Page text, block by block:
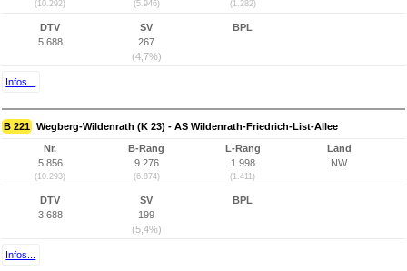
(10.292) (5.946) (1.282)
DTV
5.688
SV
267
(4,7%)
BPL
Infos...
B 221 Wegberg-Wildenrath (K 23) - AS Wildenrath-Friedrich-List-Allee
Nr.
5.856
(10.293)
B-Rang
9.276
(6.874)
L-Rang
1.998
(1.411)
Land
NW
DTV
3.688
SV
199
(5,4%)
BPL
Infos...